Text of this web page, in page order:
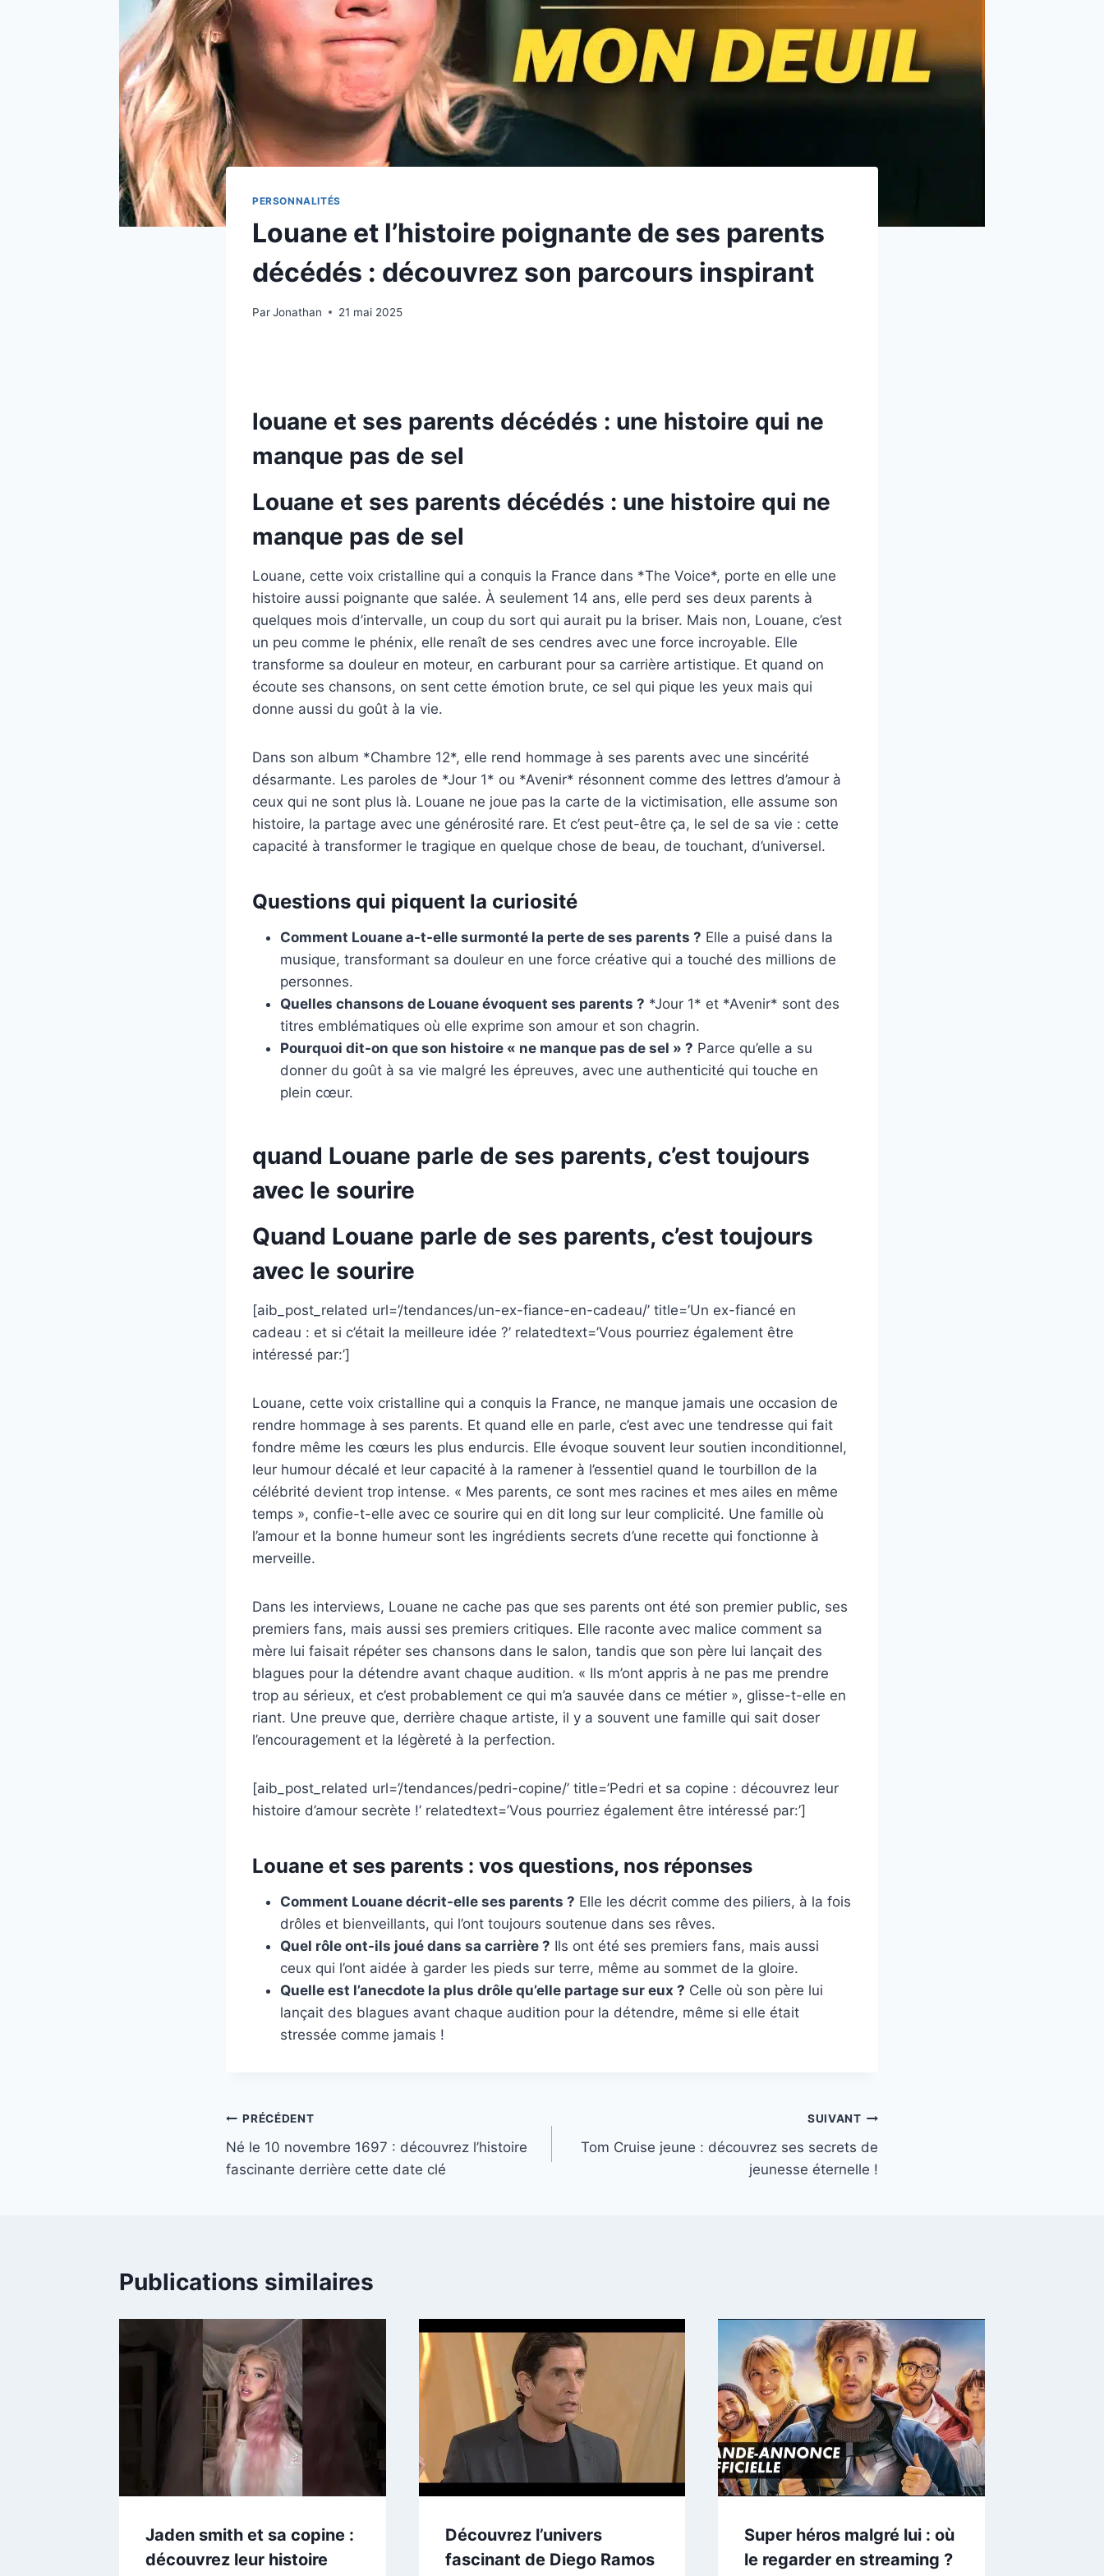
PERSONNALITÉS
Louane et l’histoire poignante de ses parents
décédés : découvrez son parcours inspirant
ParJonathan 21 mai 2025
louane et ses parents décédés : une histoire qui ne
manque pas de sel
Louane et ses parents décédés : une histoire qui ne
manque pas de sel
Louane, cette voix cristalline qui a conquis la France dans *The Voice*, porte en elle une
histoire aussi poignante que salée. À seulement 14 ans, elle perd ses deux parents à
quelques mois d’intervalle, un coup du sort qui aurait pu la briser. Mais non, Louane, c’est
un peu comme le phénix, elle renaît de ses cendres avec une force incroyable. Elle
transforme sa douleur en moteur, en carburant pour sa carrière artistique. Et quand on
écoute ses chansons, on sent cette émotion brute, ce sel qui pique les yeux mais qui
donne aussi du goût à la vie.
Dans son album *Chambre 12*, elle rend hommage à ses parents avec une sincérité
désarmante. Les paroles de *Jour 1* ou *Avenir* résonnent comme des lettres d’amour à
ceux qui ne sont plus là. Louane ne joue pas la carte de la victimisation, elle assume son
histoire, la partage avec une générosité rare. Et c’est peut-être ça, le sel de sa vie : cette
capacité à transformer le tragique en quelque chose de beau, de touchant, d’universel.
Questions qui piquent la curiosité
Comment Louane a-t-elle surmonté la perte de ses parents ? Elle a puisé dans la
musique, transformant sa douleur en une force créative qui a touché des millions de
personnes.
Quelles chansons de Louane évoquent ses parents ? *Jour 1* et *Avenir* sont des
titres emblématiques où elle exprime son amour et son chagrin.
Pourquoi dit-on que son histoire « ne manque pas de sel » ? Parce qu’elle a su
donner du goût à sa vie malgré les épreuves, avec une authenticité qui touche en
plein cœur.
quand Louane parle de ses parents, c’est toujours
avec le sourire
Quand Louane parle de ses parents, c’est toujours
avec le sourire
[aib_post_related url=’/tendances/un-ex-fiance-en-cadeau/’ title=’Un ex-fiancé en
cadeau : et si c’était la meilleure idée ?’ relatedtext=’Vous pourriez également être
intéressé par:’]
Louane, cette voix cristalline qui a conquis la France, ne manque jamais une occasion de
rendre hommage à ses parents. Et quand elle en parle, c’est avec une tendresse qui fait
fondre même les cœurs les plus endurcis. Elle évoque souvent leur soutien inconditionnel,
leur humour décalé et leur capacité à la ramener à l’essentiel quand le tourbillon de la
célébrité devient trop intense. « Mes parents, ce sont mes racines et mes ailes en même
temps », confie-t-elle avec ce sourire qui en dit long sur leur complicité. Une famille où
l’amour et la bonne humeur sont les ingrédients secrets d’une recette qui fonctionne à
merveille.
Dans les interviews, Louane ne cache pas que ses parents ont été son premier public, ses
premiers fans, mais aussi ses premiers critiques. Elle raconte avec malice comment sa
mère lui faisait répéter ses chansons dans le salon, tandis que son père lui lançait des
blagues pour la détendre avant chaque audition. « Ils m’ont appris à ne pas me prendre
trop au sérieux, et c’est probablement ce qui m’a sauvée dans ce métier », glisse-t-elle en
riant. Une preuve que, derrière chaque artiste, il y a souvent une famille qui sait doser
l’encouragement et la légèreté à la perfection.
[aib_post_related url=’/tendances/pedri-copine/’ title=’Pedri et sa copine : découvrez leur
histoire d’amour secrète !’ relatedtext=’Vous pourriez également être intéressé par:’]
Louane et ses parents : vos questions, nos réponses
Comment Louane décrit-elle ses parents ? Elle les décrit comme des piliers, à la fois
drôles et bienveillants, qui l’ont toujours soutenue dans ses rêves.
Quel rôle ont-ils joué dans sa carrière ? Ils ont été ses premiers fans, mais aussi
ceux qui l’ont aidée à garder les pieds sur terre, même au sommet de la gloire.
Quelle est l’anecdote la plus drôle qu’elle partage sur eux ? Celle où son père lui
lançait des blagues avant chaque audition pour la détendre, même si elle était
stressée comme jamais !
Navigation
de
PRÉCÉDENT
Né le 10 novembre 1697 : découvrez l’histoire
fascinante derrière cette date clé
SUIVANT
Tom Cruise jeune : découvrez ses secrets de
jeunesse éternelle !
Publications similaires
Jaden smith et sa copine :
découvrez leur histoire
Découvrez l’univers
fascinant de Diego Ramos
Super héros malgré lui : où
le regarder en streaming ?